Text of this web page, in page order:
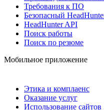
Требования к ПО
Безопасный
HeadHunter API
Поиск работы
Поиск по резюме
Мобильное приложение
Этика и комплаенс
Оказание услуг
Использование сайтов